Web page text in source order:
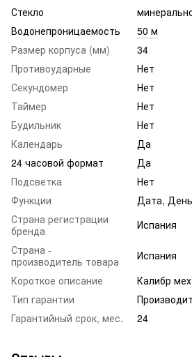
Стекло
Водонепроницаемость
50 м
Размер корпуса (мм)
34
Противоударные
Нет
Секундомер
Нет
Таймер
Нет
Будильник
Нет
Календарь
Да
24 часовой формат
Да
Подсветка
Нет
Функции
Дата,
Страна регистрации
бренда
Испания
Страна -
производитель товара
Испания
Короткое описание
Калибр
Тип гарантии
Гарантийный срок, мес.
24